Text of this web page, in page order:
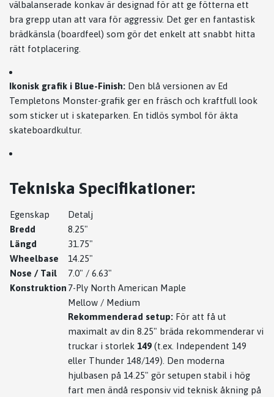
välbalanserade konkav är designad för att ge fötterna ett
bra grepp utan att vara för aggressiv. Det ger en fantastisk
brädkänsla (boardfeel) som gör det enkelt att snabbt hitta
rätt fotplacering.
Ikonisk grafik i Blue-Finish: Den blå versionen av Ed
Templetons Monster-grafik ger en fräsch och kraftfull look
som sticker ut i skateparken. En tidlös symbol för äkta
skateboardkultur.
Tekniska Specifikationer:
Egenskap
Detalj
Bredd
8.25"
Längd
31.75"
Wheelbase
14.25"
Nose / Tail
7.0" / 6.63"
Konstruktion 7-Ply North American Maple
Mellow / Medium
Rekommenderad setup: För att få ut
maximalt av din 8.25" bräda rekommenderar vi
truckar i storlek 149 (t.ex. Independent 149
eller Thunder 148/149). Den moderna
hjulbasen på 14.25" gör setupen stabil i hög
fart men ändå responsiv vid teknisk åkning på